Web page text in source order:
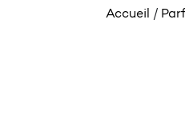
Accueil /